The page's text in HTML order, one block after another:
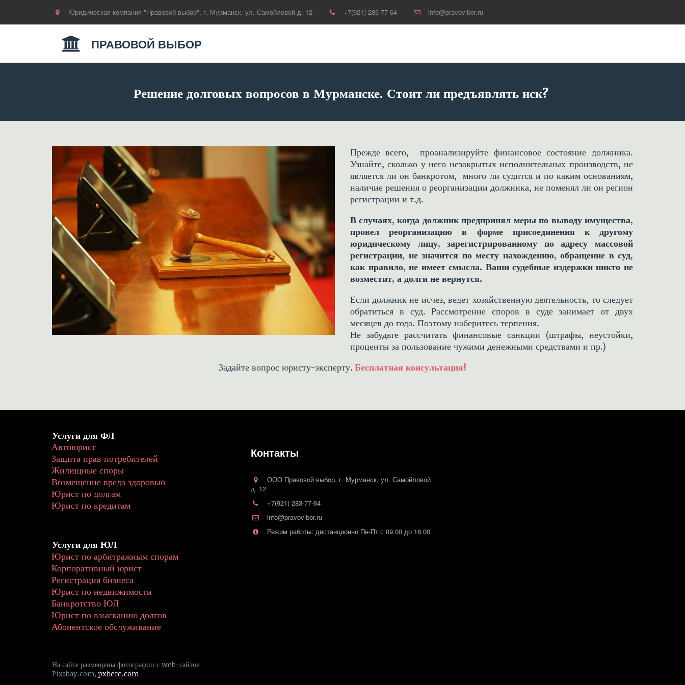
Юридическая компания "Правовой выбор", г. Мурманск, ул. Самойловой д. 12 +7(921) 283-77-64 info@pravovibor.ru
ПРАВОВОЙ ВЫБОР
Решение долговых вопросов в Мурманске. Стоит ли предъявлять иск?
Прежде всего, проанализируйте финансовое состояние должника.
Узнайте, сколько у него незакрытых исполнительных производств, не
является ли он банкротом, много ли судится и по каким основаниям,
наличие решения о реорганизации должника, не поменял ли он регион
регистрации и т.д.
В случаях, когда должник предпринял меры по выводу имущества,
провел реорганизацию в форме присоединения к другому
юридическому лицу, зарегистрированному по адресу массовой
регистрации, не значится по месту нахождению, обращение в суд,
как правило, не имеет смысла. Ваши судебные издержки никто не
возместит, а долги не вернутся.
Если должник не исчез, ведет хозяйственную деятельность, то следует
обратиться в суд. Рассмотрение споров в суде занимает от двух
месяцев до года. Поэтому наберитесь терпения.
Не забудьте рассчитать финансовые санкции (штрафы, неустойки,
проценты за пользование чужими денежными средствами и пр.)
Задайте вопрос юристу-эксперту. Бесплатная консультация!
Услуги для ФЛ
Автоюрист
Защита прав потребителей
Жилищные споры
Возмещение вреда здоровью
Юрист по долгам
Юрист по кредитам
Услуги для ЮЛ
Юрист по арбитражным спорам
Корпоративный юрист
Регистрация бизнеса
Юрист по недвижимости
Банкротство ЮЛ
Юрист по взысканию долгов
Абонентское обслуживание
На сайте размещены фотографии с web-сайтов
Pixabay.com, pxhere.com
Контакты
ООО Правовой выбор, г. Мурманск, ул. Самойловой
д. 12
+7(921) 283-77-64
info@pravovibor.ru
Режим работы: дистанционно Пн-Пт с 09.00 до 18.00